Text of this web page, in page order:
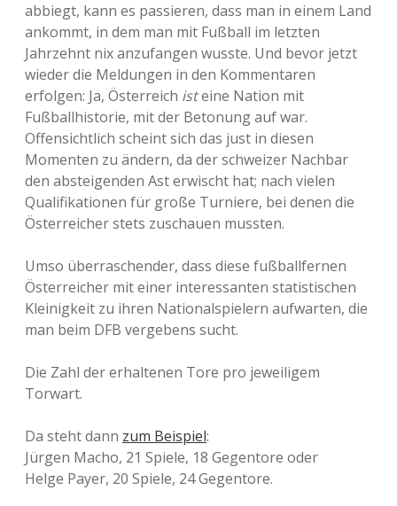
abbiegt, kann es passieren, dass man in einem Land
ankommt, in dem man mit Fußball im letzten
Jahrzehnt nix anzufangen wusste. Und bevor jetzt
wieder die Meldungen in den Kommentaren
erfolgen: Ja, Österreich isteine Nation mit
Fußballhistorie, mit der Betonung auf war.
Offensichtlich scheint sich das just in diesen
Momenten zu ändern, da der schweizer Nachbar
den absteigenden Ast erwischt hat; nach vielen
Qualifikationen für große Turniere, bei denen die
Österreicher stets zuschauen mussten.
Umso überraschender, dass diese fußballfernen
Österreicher mit einer interessanten statistischen
Kleinigkeit zu ihren Nationalspielern aufwarten, die
man beim DFB vergebens sucht.
Die Zahl der erhaltenen Tore pro jeweiligem
Torwart.
Da steht dann zum Beispiel:
Jürgen Macho, 21 Spiele, 18 Gegentore oder
Helge Payer, 20 Spiele, 24 Gegentore.